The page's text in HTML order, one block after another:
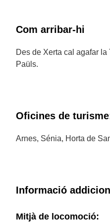
Com arribar-hi
Des de Xerta cal agafar
Paüls.
Oficines de
Arnes, Sénia, Horta de
Informació
Mitjà de locomoció: